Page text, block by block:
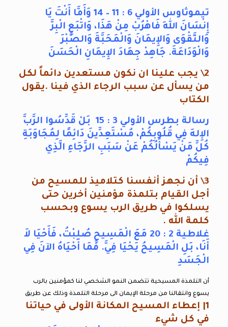
تيموثاوس الأولي 6 : 11 – 14 وَأَمَّا أَنْتَ يَا
إِنْسَانَ اللهِ فَاهْرُبْ مِنْ هَذَا، وَاتْبَعِ الْبِرَّ
وَالتَّقْوَى وَالإِيمَانَ وَالْمَحَبَّةَ وَالصَّبْرَ
وَالْوَدَاعَةَ. جَاهِدْ جِهَادَ الإِيمَانِ الْحَسَنَ
2\ يجب علينا ان نكون مستعدين دائماً لكل
من يسأل عن سبب الرجاء الذي فينا .يقول
الكتاب
رسالة بطرس الأولي 3 : 15 بَلْ قَدِّسُوا الرَّبَّ
الإِلهَ فِي قُلُوبِكُمْ، مُسْتَعِدِّينَ دَائِمًا لِمُجَاوَبَةِ
كُلِّ مَنْ يَسْأَلُكُمْ عَنْ سَبَبِ الرَّجَاءِ الَّذِي
فِيكُمْ
3\ أن نجهز أنفسنا كتلاميذ للمسيح من
أجل القيام بتلمذة مؤمنين أخرين حتى
يسلكوا في طريق الرب يسوع وبحسب
كلمة الله .
غلاطية 2 : 20 مَعَ الْمَسِيحِ صُلِبْتُ، فَأَحْيَا لاَ
أَنَا، بَلِ الْمَسِيحُ يَحْيَا فِيَّ. فَمَا أَحْيَاهُ الآنَ فِي
الْجَسَدِ
أن التلمذة المسيحية تتضمن النمو الشخصي لنا كمؤمنين بالرب
يسوع وانتقالنا من مرحلة الإيمان الى مرحلة التلمذة وذلك عن طريق
1| إعطاء المسيح المكانة الأولى في حياتنا
في كل شيء